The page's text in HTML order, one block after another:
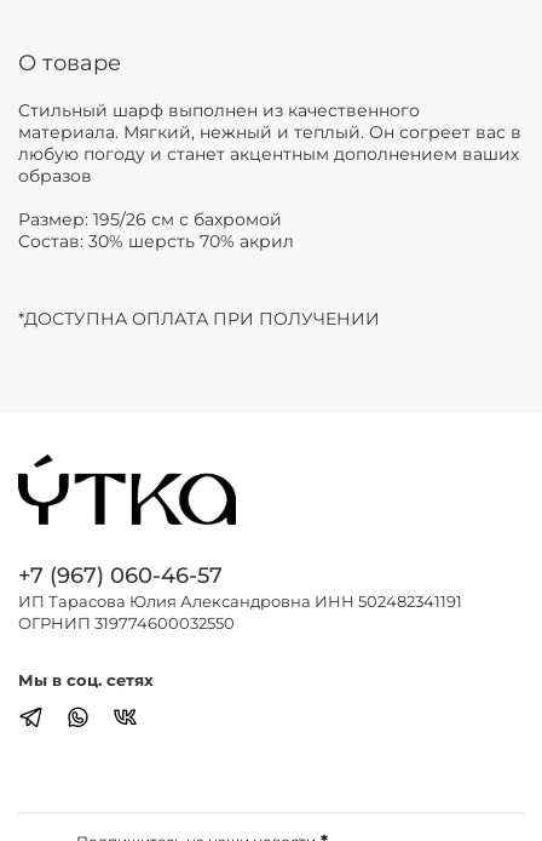
О товаре
Стильный шарф выполнен из качественного
материала. Мягкий, нежный и теплый. Он согреет вас в
любую погоду и станет акцентным дополнением ваших
образов
Размер: 195/26 см с бахромой
Состав: 30% шерсть 70% акрил
*ДОСТУПНА ОПЛАТА ПРИ ПОЛУЧЕНИИ
+7 (967) 060-46-57
ИП Тарасова Юлия Александровна ИНН 502482341191
ОГРНИП 319774600032550
Мы в соц. сетях